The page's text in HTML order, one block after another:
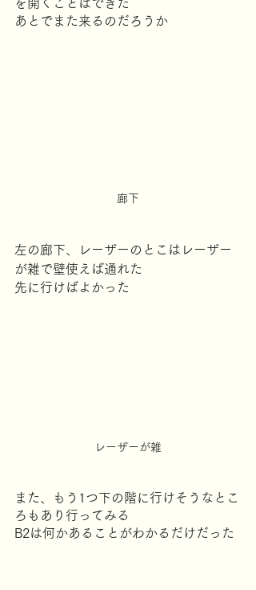
を開くことはできた
あとでまた来るのだろうか
廊下
左の廊下、レーザーのとこはレーザー
が雑で壁使えば通れた
先に行けばよかった
レーザーが雑
また、もう1つ下の階に行けそうなとこ
ろもあり行ってみる
B2は何かあることがわかるだけだった